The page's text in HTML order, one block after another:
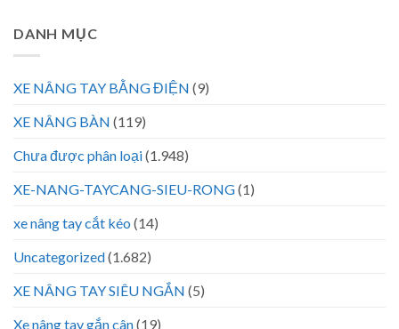
DANH MỤC
XE NÂNG TAY BẰNG ĐIỆN (9)
XE NÂNG BÀN (119)
Chưa được phân loại(1.948)
XE-NANG-TAYCANG-SIEU-RONG(1)
xe nâng tay cắt kéo (14)
Uncategorized(1.682)
XE NÂNG TAY SIÊU NGẮN (5)
Xe nâng tay gắn cân(19)